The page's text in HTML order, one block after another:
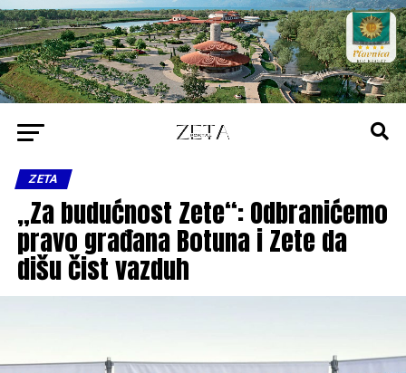
ZETA
„Za budućnost Zete“: Odbranićemo
pravo građana Botuna i Zete da
dišu čist vazduh